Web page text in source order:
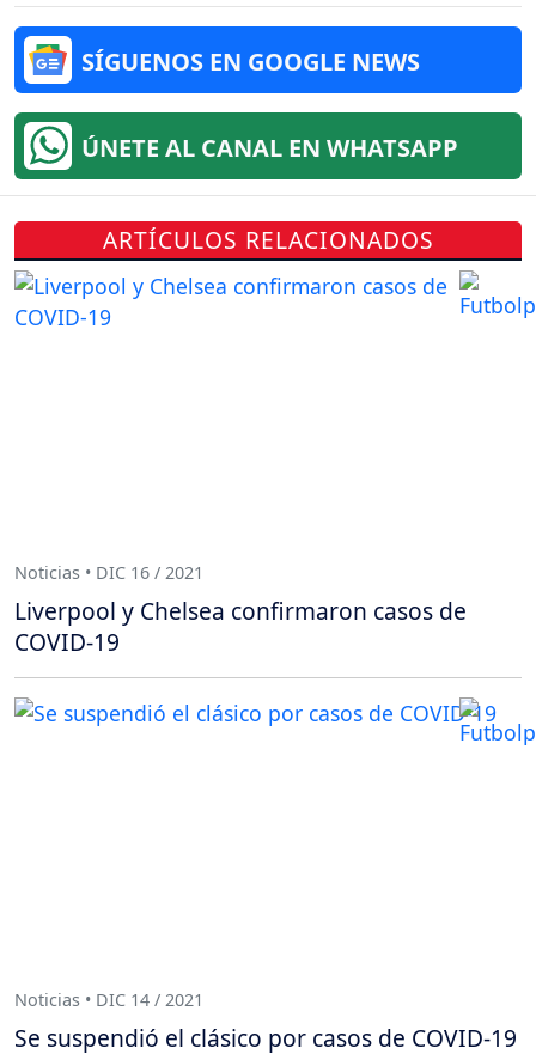
SÍGUENOS EN GOOGLE NEWS
ÚNETE AL CANAL EN WHATSAPP
ARTÍCULOS RELACIONADOS
Noticias • DIC 16 / 2021
Liverpool y Chelsea confirmaron casos de
COVID-19
Noticias • DIC 14 / 2021
Se suspendió el clásico por casos de COVID-19